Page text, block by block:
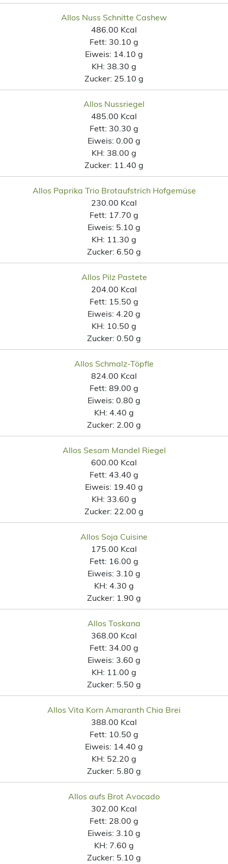
Allos Nuss Schnitte Cashew
486.00 Kcal
Fett: 30.10 g
Eiweis: 14.10 g
KH: 38.30 g
Zucker: 25.10 g
Allos Nussriegel
485.00 Kcal
Fett: 30.30 g
Eiweis: 0.00 g
KH: 38.00 g
Zucker: 11.40 g
Allos Paprika Trio Brotaufstrich Hofgemüse
230.00 Kcal
Fett: 17.70 g
Eiweis: 5.10 g
KH: 11.30 g
Zucker: 6.50 g
Allos Pilz Pastete
204.00 Kcal
Fett: 15.50 g
Eiweis: 4.20 g
KH: 10.50 g
Zucker: 0.50 g
Allos Schmalz-Töpfle
824.00 Kcal
Fett: 89.00 g
Eiweis: 0.80 g
KH: 4.40 g
Zucker: 2.00 g
Allos Sesam Mandel Riegel
600.00 Kcal
Fett: 43.40 g
Eiweis: 19.40 g
KH: 33.60 g
Zucker: 22.00 g
Allos Soja Cuisine
175.00 Kcal
Fett: 16.00 g
Eiweis: 3.10 g
KH: 4.30 g
Zucker: 1.90 g
Allos Toskana
368.00 Kcal
Fett: 34.00 g
Eiweis: 3.60 g
KH: 11.00 g
Zucker: 5.50 g
Allos Vita Korn Amaranth Chia Brei
388.00 Kcal
Fett: 10.50 g
Eiweis: 14.40 g
KH: 52.20 g
Zucker: 5.80 g
Allos aufs Brot Avocado
302.00 Kcal
Fett: 28.00 g
Eiweis: 3.10 g
KH: 7.60 g
Zucker: 5.10 g